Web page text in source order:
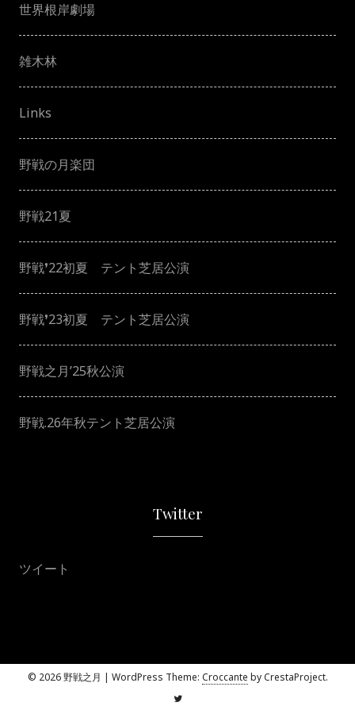
世界根岸劇場
雑木林
Links
野戦の月楽団
野戦21夏
野戦❜22初夏 テント芝居公演
野戦❜23初夏 テント芝居公演
野戦之月’25秋公演
野戦.26年秋テント芝居公演
Twitter
ツイート
© 2026 野戦之月 | WordPress Theme: Croccante by CrestaProject.
Twitter